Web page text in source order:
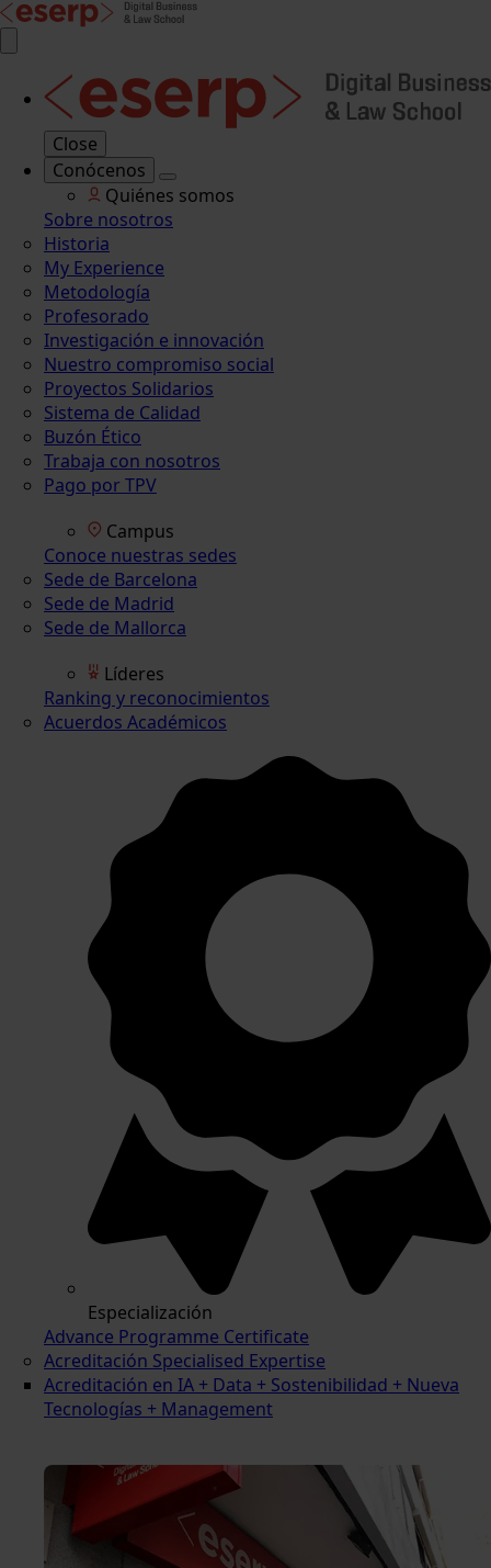
Close
Conócenos
Quiénes somos
Sobre nosotros
Historia
My Experience
Metodología
Profesorado
Investigación e innovación
Nuestro compromiso social
Proyectos Solidarios
Sistema de Calidad
Buzón Ético
Trabaja con nosotros
Pago por TPV
Campus
Conoce nuestras sedes
Sede de Barcelona
Sede de Madrid
Sede de Mallorca
Líderes
Ranking y reconocimientos
Acuerdos Académicos
Especialización
Advance Programme Certificate
Acreditación Specialised Expertise
Acreditación en IA + Data + Sostenibilidad + Nueva
Tecnologías + Management